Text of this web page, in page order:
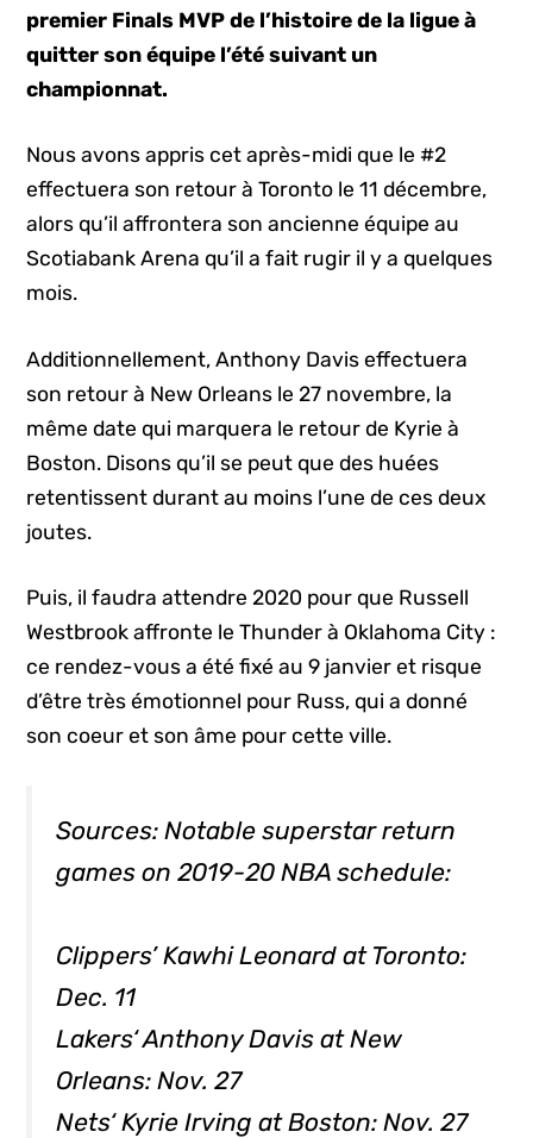
premier Finals MVP de l’histoire de la ligue à
quitter son équipe l’été suivant un
championnat.
Nous avons appris cet après-midi que le #2
effectuera son retour à Toronto le 11 décembre,
alors qu’il affrontera son ancienne équipe au
Scotiabank Arena qu’il a fait rugir il y a quelques
mois.
Additionnellement, Anthony Davis effectuera
son retour à New Orleans le 27 novembre, la
même date qui marquera le retour de Kyrie à
Boston. Disons qu’il se peut que des huées
retentissent durant au moins l’une de ces deux
joutes.
Puis, il faudra attendre 2020 pour que Russell
Westbrook affronte le Thunder à Oklahoma City :
ce rendez-vous a été fixé au 9 janvier et risque
d’être très émotionnel pour Russ, qui a donné
son coeur et son âme pour cette ville.
Sources: Notable superstar return
games on 2019-20 NBA schedule:
Clippers’ Kawhi Leonard at Toronto:
Dec. 11
Lakers‘ Anthony Davis at New
Orleans: Nov. 27
Nets‘ Kyrie Irving at Boston: Nov. 27